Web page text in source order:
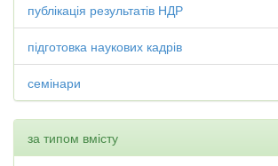
публікація результатів НДР
підготовка наукових кадрів
семінари
за типом вмісту